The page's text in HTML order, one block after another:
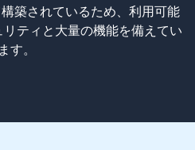
築されているため、利用可能
ティと大量の機能を備えてい
ます。